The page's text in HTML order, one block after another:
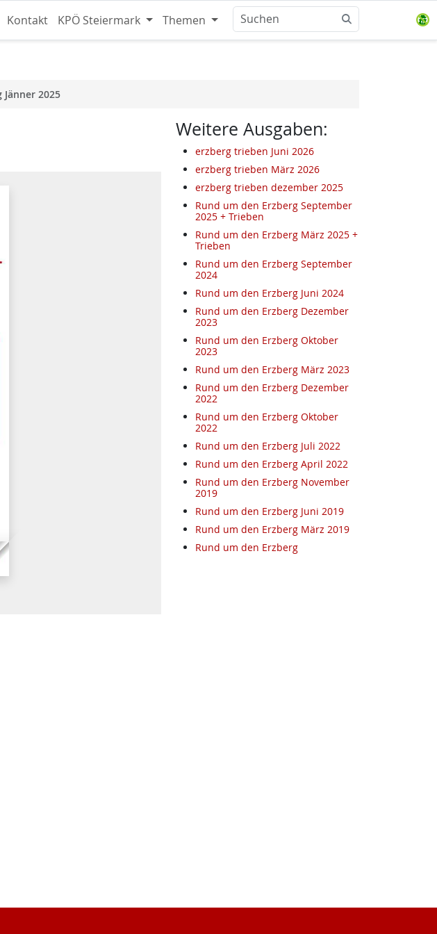
Kontakt KPÖ Steiermark Themen
2025
Weitere Ausgaben:
erzberg trieben Juni 2026
erzberg trieben März 2026
erzberg trieben dezember 2025
Rund um den Erzberg September
2025 + Trieben
Rund um den Erzberg März 2025 +
Trieben
Rund um den Erzberg September
2024
Rund um den Erzberg Juni 2024
Rund um den Erzberg Dezember
2023
Rund um den Erzberg Oktober
2023
Rund um den Erzberg März 2023
Rund um den Erzberg Dezember
2022
Rund um den Erzberg Oktober
2022
Rund um den Erzberg Juli 2022
Rund um den Erzberg April 2022
Rund um den Erzberg November
2019
Rund um den Erzberg Juni 2019
Rund um den Erzberg März 2019
Rund um den Erzberg